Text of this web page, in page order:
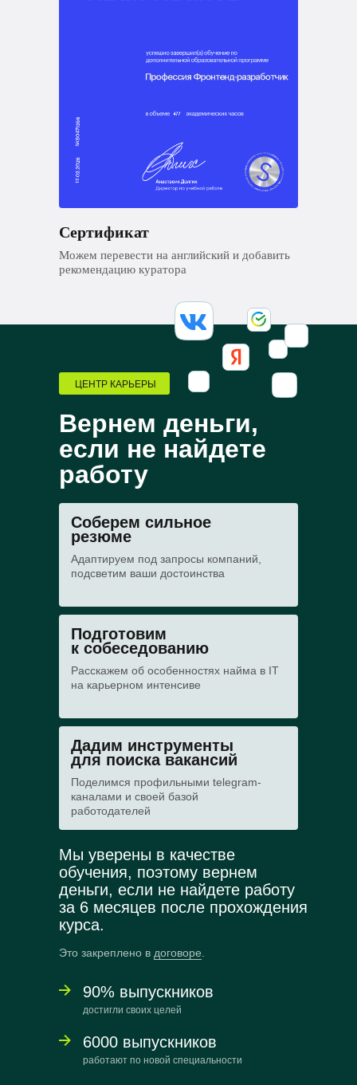
Сертификат
Можем перевести на английский и добавить
рекомендацию куратора
Вернем деньги,
если не найдете
работу
ЦЕНТР КАРЬЕРЫ
Поделимся профильными telegram-
каналами и своей базой
работодателей
Дадим инструменты
для поиска вакансий
Расскажем об особенностях найма в IT
на карьерном интенсиве
Подготовим
к собеседованию
Адаптируем под запросы компаний,
подсветим ваши достоинства
Соберем сильное
резюме
6000 выпускников
достигли своих целей
90% выпускников
Мы уверены в качестве
обучения, поэтому вернем
деньги, если не найдете работу
за 6 месяцев после прохождения
курса.
Это закреплено в договоре
работают по новой специальности